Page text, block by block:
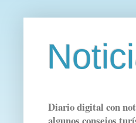
Diario digital con